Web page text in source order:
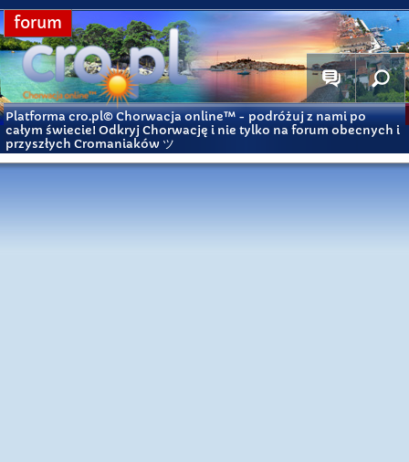
forum
Platforma cro.pl© Chorwacja online™ - podróżuj z nami po
całym świecie! Odkryj Chorwację i nie tylko na forum obecnych i
przyszłych Cromaniaków ツ